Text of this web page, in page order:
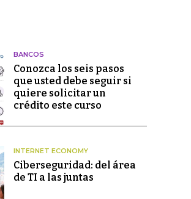
BANCOS
Conozca los seis pasos
que usted debe seguir si
quiere solicitar un
crédito este curso
INTERNET ECONOMY
Ciberseguridad: del área
de TI a las juntas